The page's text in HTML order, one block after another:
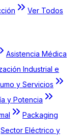
Ver Todos
Asistencia Médica
Industrial e
y Servicios
y Potencia
Packaging
Sector Eléctrico y